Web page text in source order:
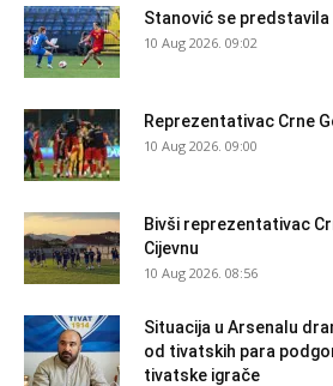
Stanović se
10 Aug 2026. 09:02
Reprezentativac Crne
10 Aug 2026. 09:00
Bivši reprezentativac
Cijevnu
10 Aug 2026. 08:56
Situacija u Arsenalu
od tivatskih para
tivatske igrače